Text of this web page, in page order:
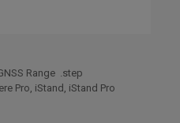
Range .step
Pro, iStand, iStand Pro